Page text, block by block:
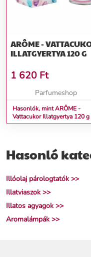
ARÔME -
ILLATGYERTYA 120 G
1 620 Ft
Parfumeshop
Hasonlók, mint ARÔME -
Vattacukor Illatgyertya 120 g
Hasonló
Illóolaj párologtatók >>
Illatviaszok >>
Illatos agyagok >>
Aromalámpák >>